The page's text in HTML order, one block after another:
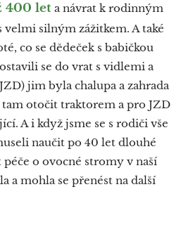
400 let a návrat k rodinným
silným zážitkem. A také
co se dědeček s babičkou
se do vrat s vidlemi a
jim byla chalupa a zahrada
tam otočit traktorem a pro JZD
A i když jsme se s rodiči vše
naučit po 40 let dlouhé
péče o ovocné stromy v naší
a mohla se přenést na další